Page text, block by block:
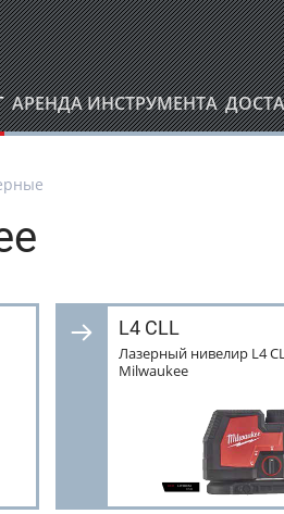
АРЕНДА ИНСТРУМЕНТА
L4 CLL
Лазерный нивелир L4
Milwaukee